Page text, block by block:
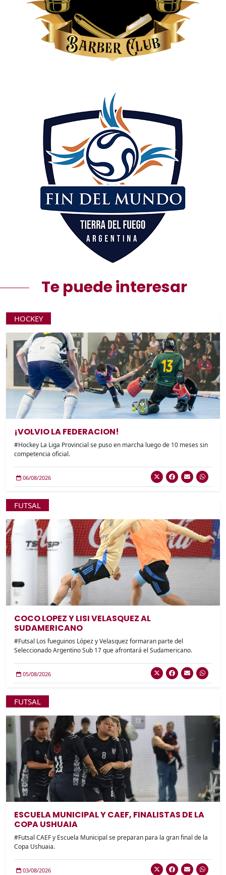
Te puede interesar
HOCKEY
¡VOLVIO LA FEDERACION!
#Hockey La Liga Provincial se puso en marcha luego de 10 meses sin
competencia oficial.
06/08/2026
FUTSAL
COCO LOPEZ Y LISI VELASQUEZ AL
SUDAMERICANO
#Futsal Los fueguinos López y Velasquez formaran parte del
Seleccionado Argentino Sub 17 que afrontará el Sudamericano.
05/08/2026
FUTSAL
ESCUELA MUNICIPAL Y CAEF, FINALISTAS DE LA
COPA USHUAIA
#Futsal CAEF y Escuela Municipal se preparan para la gran final de la
Copa Ushuaia.
03/08/2026